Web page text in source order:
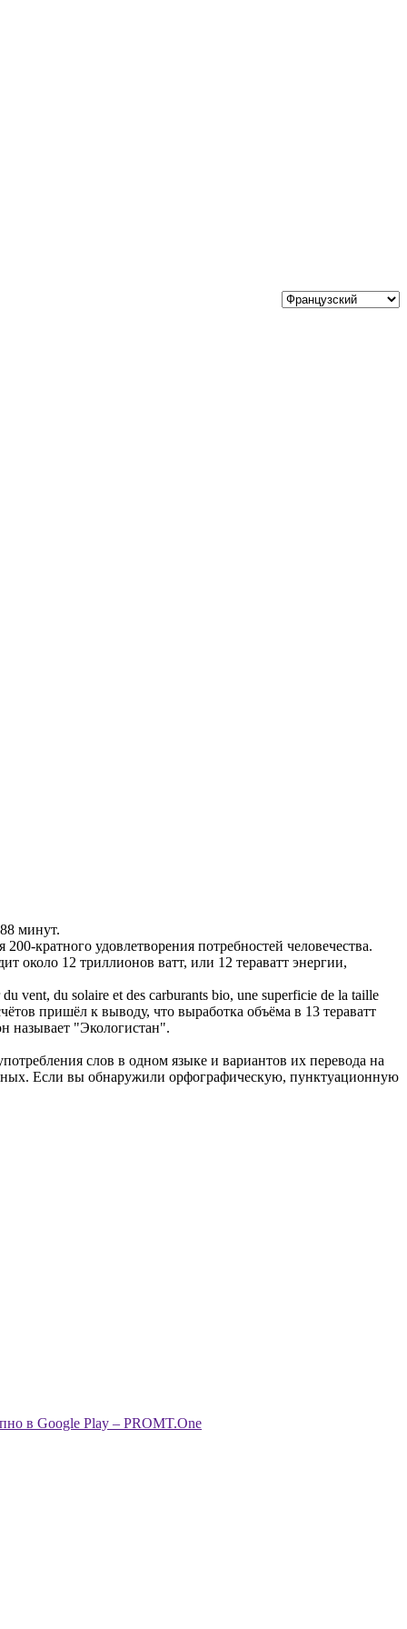
минут.
200-кратного удовлетворения потребностей человечества.
около 12 триллионов ватт, или 12 тераватт энергии,
vent, du solaire et des carburants bio, une superficie de la taille
пришёл к выводу, что выработка объёма в 13 тераватт
называет "Экологистан".
слов в одном языке и вариантов их перевода на
Если вы обнаружили орфографическую, пунктуационную